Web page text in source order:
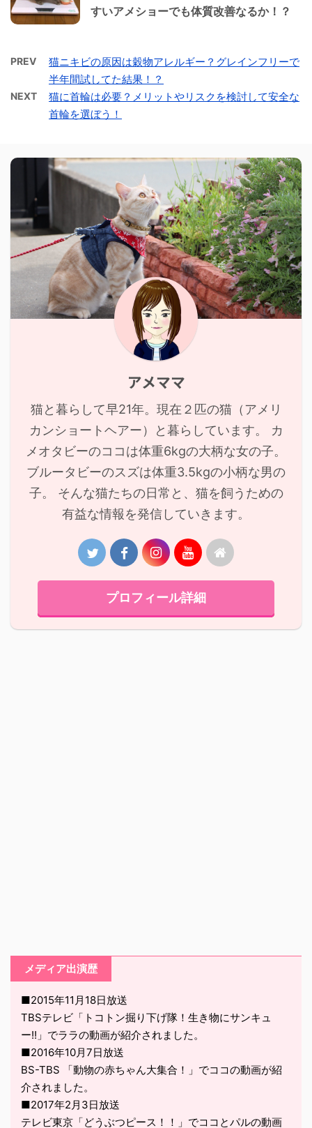
すいアメショーでも体質改善なるか！？
PREV
猫ニキビの原因は穀物アレルギー？グレインフリーで
半年間試してた結果！？
NEXT
猫に首輪は必要？メリットやリスクを検討して安全な
首輪を選ぼう！
アメママ
猫と暮らして早21年。現在２匹の猫（アメリ
カンショートヘアー）と暮らしています。 カ
メオタビーのココは体重6kgの大柄な女の子。
ブルータビーのスズは体重3.5kgの小柄な男の
子。 そんな猫たちの日常と、猫を飼うための
有益な情報を発信していきます。
プロフィール詳細
メディア出演歴
■2015年11月18日放送
TBSテレビ「トコトン掘り下げ隊！生き物にサンキュ
ー!!」でララの動画が紹介されました。
■2016年10月7日放送
BS-TBS 「動物の赤ちゃん大集合！」でココの動画が紹
介されました。
■2017年2月3日放送
テレビ東京「どうぶつピース！！」でココとパルの動画